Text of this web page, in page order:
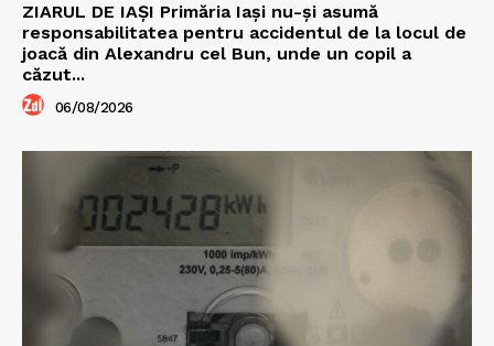
ZIARUL DE IAȘI Primăria Iași nu-și asumă
responsabilitatea pentru accidentul de la locul de
joacă din Alexandru cel Bun, unde un copil a
căzut...
06/08/2026